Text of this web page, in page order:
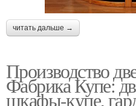
читать дальше →
Производство
Фабрика Купе:
шкафы-купе,